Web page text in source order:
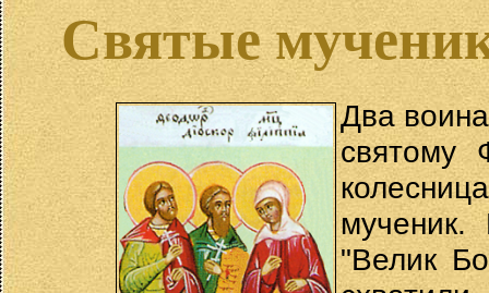
Святые
Два
святому
мученик.
"Велик